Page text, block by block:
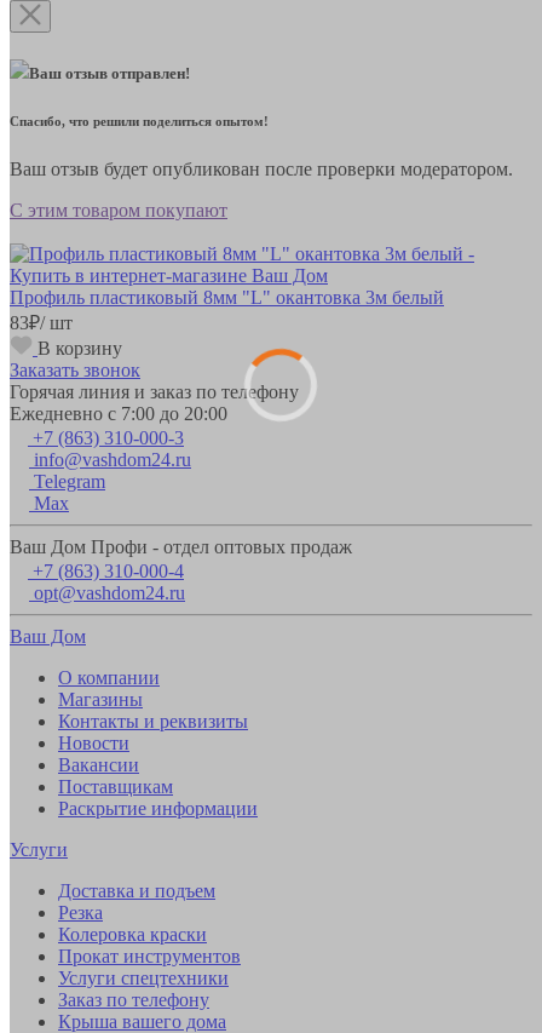
Ваш отзыв отправлен!
Спасибо, что решили поделиться опытом!
Ваш отзыв будет опубликован после проверки модератором.
С этим товаром покупают
Профиль пластиковый 8мм "L" окантовка 3м белый
83₽/ шт
В корзину
Заказать звонок
Горячая линия и заказ по телефону
Ежедневно с 7:00 до 20:00
+7 (863) 310-000-3
info@vashdom24.ru
Telegram
Max
Ваш Дом Профи - отдел оптовых продаж
+7 (863) 310-000-4
opt@vashdom24.ru
Ваш Дом
О компании
Магазины
Контакты и реквизиты
Новости
Вакансии
Поставщикам
Раскрытие информации
Услуги
Доставка и подъем
Резка
Колеровка краски
Прокат инструментов
Услуги спецтехники
Заказ по телефону
Крыша вашего дома